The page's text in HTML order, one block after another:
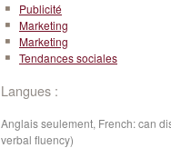
Publicité
Marketing
Marketing
Tendances sociales
Langues :
Anglais seulement, French: can
verbal fluency)